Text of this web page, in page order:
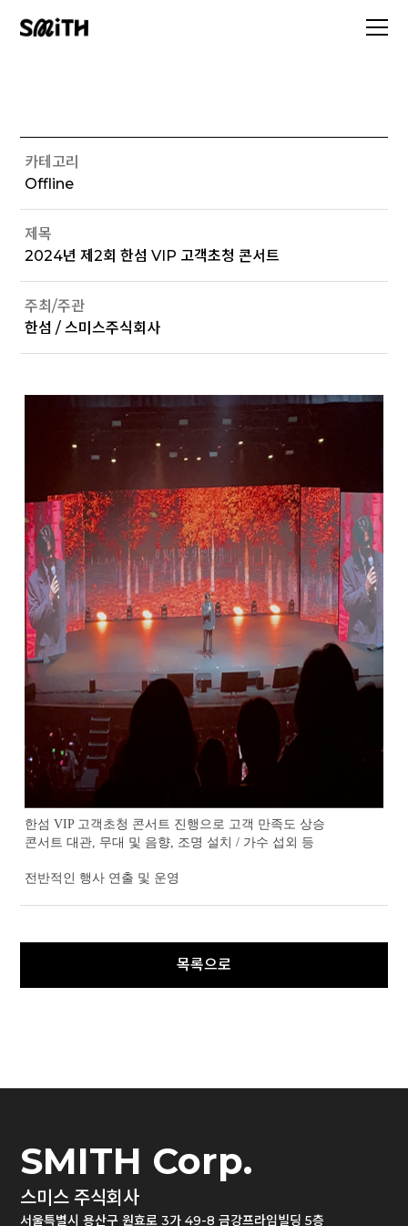
카테고리
Offline
제목
2024년 제2회 한섬 VIP 고객초청 콘서트
주최/주관
한섬 / 스미스주식회사
한섬 VIP 고객초청 콘서트 진행으로 고객 만족도 상승
콘서트 대관, 무대 및 음향, 조명 설치/ 가수 섭외 등
전반적인 행사 연출 및 운영
SMITH Corp.
스미스 주식회사
서울특별시 용산구 원효로 3가 49-8 금강프라임빌딩 5층